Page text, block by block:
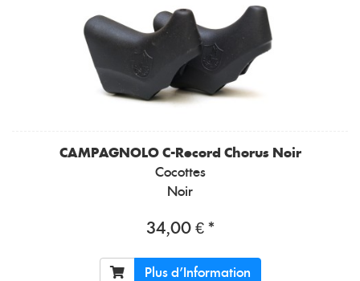
CAMPAGNOLO C-Record Chorus Noir
Cocottes
Noir
34,00 € *
Plus d'Information